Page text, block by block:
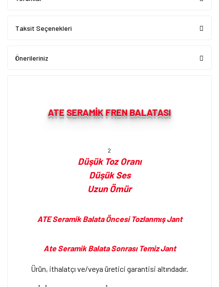
Taksit Seçenekleri
Önerileriniz
ATE SERAMİK FREN BALATASI
2
Düşük Toz Oranı
Düşük Ses
Uzun Ömür
ATE Seramik Balata Öncesi Tozlanmış Jant
Ate Seramik Balata Sonrası Temiz Jant
Ürün, ithalatçı ve/veya üretici garantisi altındadır.